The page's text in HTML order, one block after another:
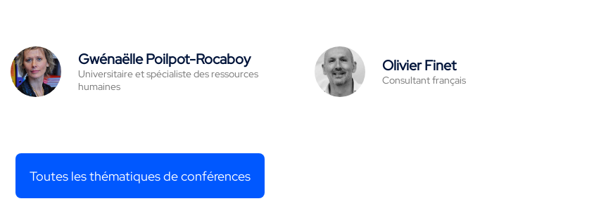
Gwénaëlle Poilpot-Rocaboy
Universitaire et spécialiste des ressources
humaines
Olivier Finet
Consultant français
Toutes les thématiques de conférences